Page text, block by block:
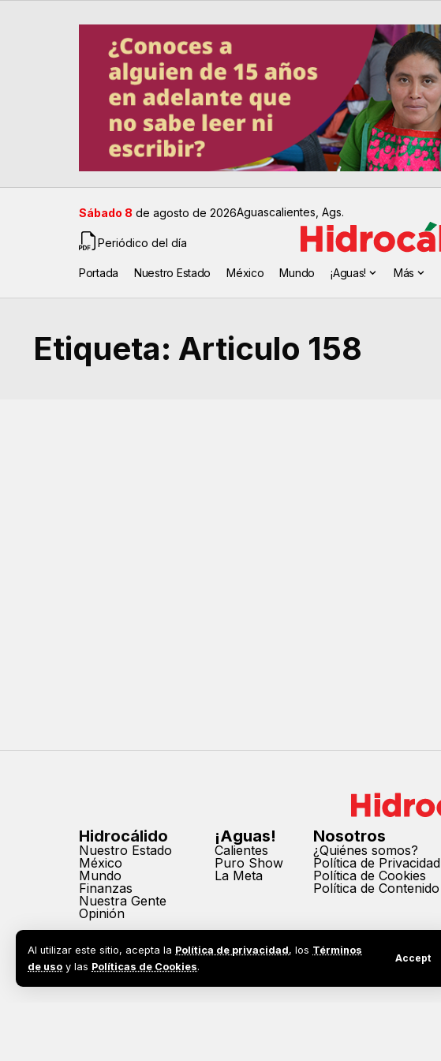
Al utilizar este sitio, acepta la Política de privacidad, los Términos
de uso y las Políticas de Cookies.
Accept
Sábado 8 de agosto de 2026Aguascalientes, Ags.
Periódico del día
Portada Nuestro Estado México Mundo ¡Aguas! Más
Etiqueta: Articulo 158
Hidrocálido
Nuestro Estado
México
Mundo
Finanzas
Nuestra Gente
Opinión
¡Aguas!
Calientes
Puro Show
La Meta
Nosotros
¿Quiénes somos?
Política de Privacidad
Política de Cookies
Política de Contenido